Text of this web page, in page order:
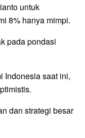
untuk
8% hanya mimpi.
pada pondasi
Indonesia saat ini,
dan strategi besar